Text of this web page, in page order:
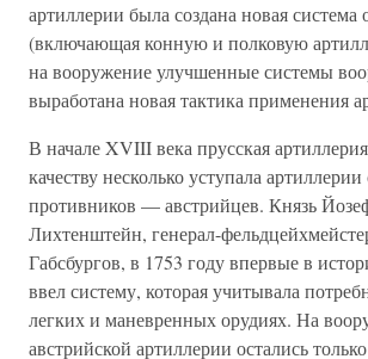
артиллерии была создана новая система
(включающая конную и полковую
на вооружение улучшенные системы
выработана новая тактика применения
В начале XVIII века прусская
качеству несколько уступала
противников — австрийцев. Князь
Лихтенштейн, генерал-
Габсбургов, в 1753 году впервые в
ввел систему, которая учитывала
легких и маневренных орудиях. На
австрийской артиллерии остались